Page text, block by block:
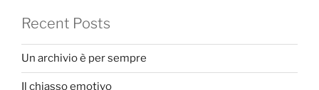
Recent Posts
Un archivio è per sempre
Il chiasso emotivo